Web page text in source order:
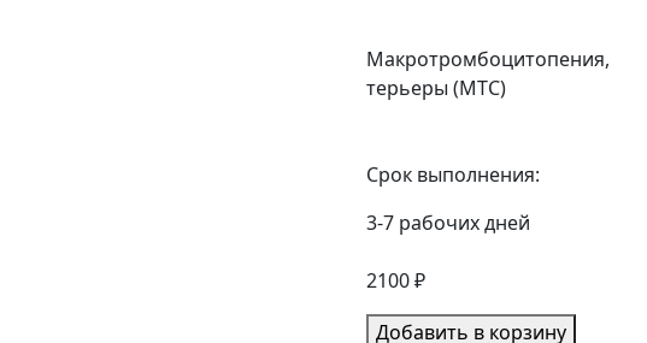
Макротромбоцитопения,
терьеры (MTC)
Срок выполнения:
3-7 рабочих дней
2100 ₽
Добавить в корзину